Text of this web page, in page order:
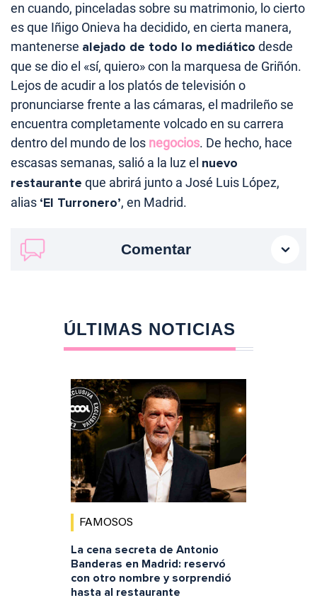
en cuando, pinceladas sobre su matrimonio, lo cierto
es que Iñigo Onieva ha decidido, en cierta manera,
mantenerse alejado de todo lo mediático desde
que se dio el «sí, quiero» con la marquesa de Griñón.
Lejos de acudir a los platós de televisión o
pronunciarse frente a las cámaras, el madrileño se
encuentra completamente volcado en su carrera
dentro del mundo de los negocios. De hecho, hace
escasas semanas, salió a la luz el nuevo
restaurante que abrirá junto a José Luis López,
alias ‘El Turronero’, en Madrid.
Comentar
ÚLTIMAS NOTICIAS
FAMOSOS
La cena secreta de Antonio
Banderas en Madrid: reservó
con otro nombre y sorprendió
hasta al restaurante